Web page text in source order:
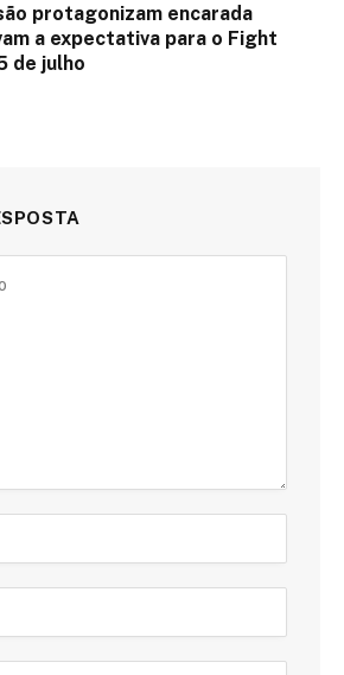
protagonizam encarada
a expectativa para o Fight
de julho